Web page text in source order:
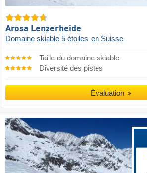
Arosa Lenzerheide
Domaine skiable 5 étoiles en Suisse
Taille du domaine skiable
Diversité des pistes
Évaluation